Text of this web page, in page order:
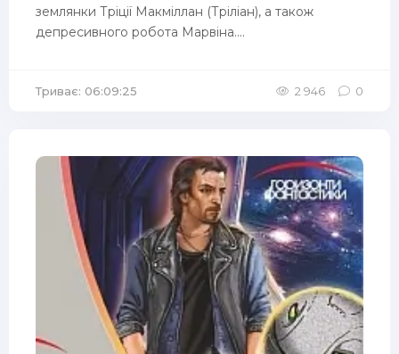
землянки Тріції Макміллан (Тріліан), а також
депресивного робота Марвіна....
Триває: 06:09:25 2 946 0